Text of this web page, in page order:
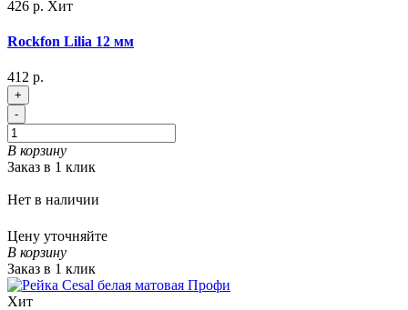
426 р. Хит
Rockfon Lilia 12 мм
412 р.
+
-
В корзину
Заказ в 1 клик
Нет в наличии
Цену уточняйте
В корзину
Заказ в 1 клик
Хит